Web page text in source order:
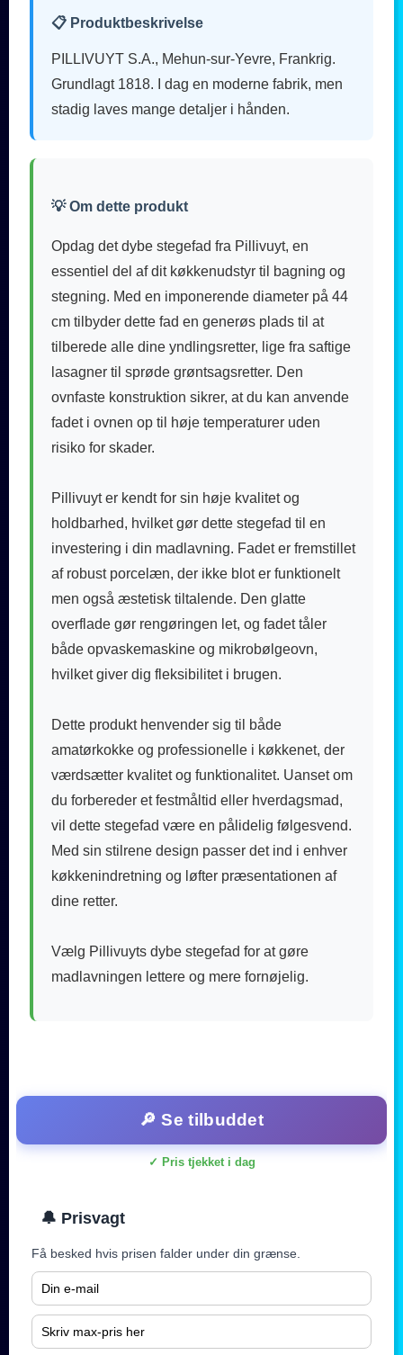
📋 Produktbeskrivelse
PILLIVUYT S.A., Mehun-sur-Yevre, Frankrig.
Grundlagt 1818. I dag en moderne fabrik, men
stadig laves mange detaljer i hånden.
💡 Om dette produkt
Opdag det dybe stegefad fra Pillivuyt, en
essentiel del af dit køkkenudstyr til bagning og
stegning. Med en imponerende diameter på 44
cm tilbyder dette fad en generøs plads til at
tilberede alle dine yndlingsretter, lige fra saftige
lasagner til sprøde grøntsagsretter. Den
ovnfaste konstruktion sikrer, at du kan anvende
fadet i ovnen op til høje temperaturer uden
risiko for skader.
Pillivuyt er kendt for sin høje kvalitet og
holdbarhed, hvilket gør dette stegefad til en
investering i din madlavning. Fadet er fremstillet
af robust porcelæn, der ikke blot er funktionelt
men også æstetisk tiltalende. Den glatte
overflade gør rengøringen let, og fadet tåler
både opvaskemaskine og mikrobølgeovn,
hvilket giver dig fleksibilitet i brugen.
Dette produkt henvender sig til både
amatørkokke og professionelle i køkkenet, der
værdsætter kvalitet og funktionalitet. Uanset om
du forbereder et festmåltid eller hverdagsmad,
vil dette stegefad være en pålidelig følgesvend.
Med sin stilrene design passer det ind i enhver
køkkenindretning og løfter præsentationen af
dine retter.
Vælg Pillivuyts dybe stegefad for at gøre
madlavningen lettere og mere fornøjelig.
🔎 Se tilbuddet
✓ Pris tjekket i dag
🔔 Prisvagt
Få besked hvis prisen falder under din grænse.